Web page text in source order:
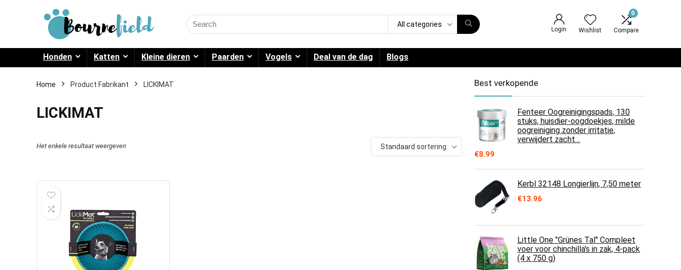
Search
for:
All categories
Login Wishlist
0
Compare
Honden Katten Kleine dieren Paarden Vogels Deal van de dag Blogs
Home Product Fabrikant LICKIMAT
LICKIMAT
Het enkele resultaat weergeven Standaard sortering
Best verkopende
Fenteer Oogreinigingspads, 130
stuks, huisdier-oogdoekjes, milde
oogreiniging zonder irritatie,
verwijdert zacht…
€8.99
Kerbl 32148 Longierlijn, 7,50 meter
€13.96
Little One "Grünes Tal" Compleet
voer voor chinchilla's in zak, 4-pack
(4 x 750 g)